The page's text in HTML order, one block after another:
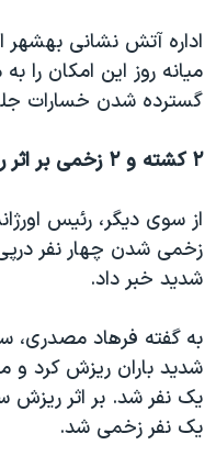
قانون شفافیت دارائی کادر
اعتراضات مردمی آبان ۹۸
نرگس محمدی برنده جایزه
همایش محافظه‌کاران
صفحه‌های ویژه
سفر پرزیدنت ترامپ به چین
اداره آتش نشانی
میانه روز این امکان را
گسترده شدن خسارات
۲ کشته و ۲ زخمی بر اثر ریزش آوار
زخمی شدن چهار نفر درپی
شدید خبر داد.
به گفته فرهاد مصدری،
شدید باران ریزش کرد
یک نفر شد. بر اثر ریزش
یک نفر زخمی شد.